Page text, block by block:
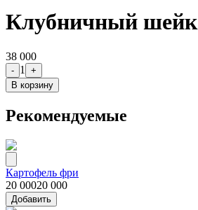
Клубничный шейк
38 000
- 1
+
В корзину
Рекомендуемые
Картофель фри
20 00020 000
Добавить